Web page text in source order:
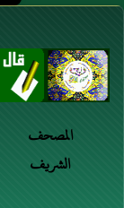
المصحف
الشريف